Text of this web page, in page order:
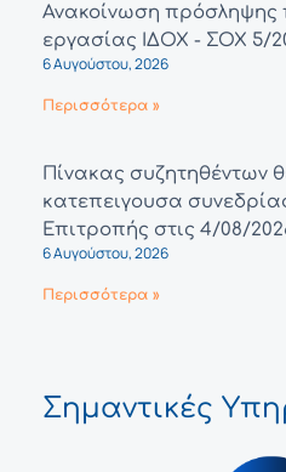
Ανακοίνωση πρόσληψης
εργασίας ΙΔΟΧ - ΣΟΧ 5/
6 Αυγούστου, 2026
Περισσότερα »
Πίνακας συζητηθέντων
κατεπειγουσα
Επιτροπής στις 4/08/
6 Αυγούστου, 2026
Περισσότερα »
Σημαντικές